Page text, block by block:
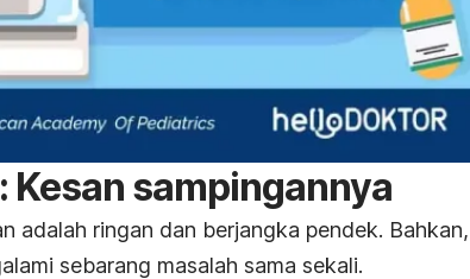
sampingannya
adalah ringan dan berjangka pendek. Bahkan,
sebarang masalah sama sekali.